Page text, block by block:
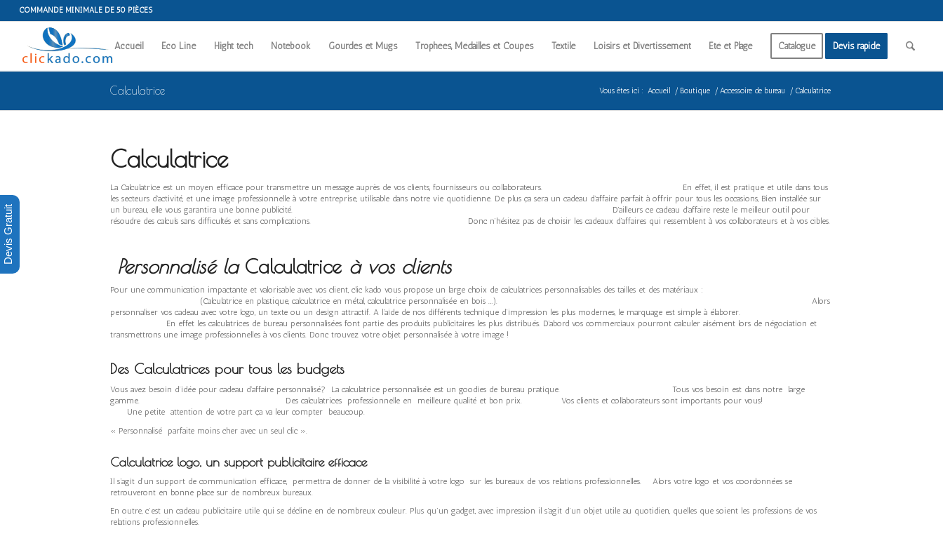
COMMANDE MINIMALE DE 50 PIÈCES
Accueil Eco Line Hight tech Notebook Gourdes et Mugs Trophées, Médailles et Coupes Textile Loisirs et Divertissement Été et Plage Catalogue Devis rapide
Calculatrice Vous êtes ici : Accueil / Boutique / Accessoire de bureau / Calculatrice
Calculatrice
La Calculatrice est un moyen efficace pour transmettre un message auprès de vos clients, fournisseurs ou collaborateurs. En effet, il est pratique et utile dans tous
les secteurs d’activité, et une image professionnelle à votre entreprise, utilisable dans notre vie quotidienne. De plus ça sera un cadeau d’affaire parfait à offrir pour tous les occasions, Bien installée sur
un bureau, elle vous garantira une bonne publicité. D’ailleurs ce cadeau d’affaire reste le meilleur outil pour
résoudre des calculs sans difficultés et sans complications. Donc n’hésitez pas de choisir les cadeaux d’affaires qui ressemblent à vos collaborateurs et à vos cibles.
Personnalisé la Calculatrice à vos clients
Pour une communication impactante et valorisable avec vos client, clic kado vous propose un large choix de calculatrices personnalisables des tailles et des matériaux :
(Calculatrice en plastique, calculatrice en métal, calculatrice personnalisée en bois ….). Alors
personnaliser vos cadeau avec votre logo, un texte ou un design attractif. A l’aide de nos différents technique d’impression les plus modernes, le marquage est simple à élaborer.
En effet les calculatrices de bureau personnalisées font partie des produits publicitaires les plus distribués. D’abord vos commerciaux pourront calculer aisément lors de négociation et
transmettrons une image professionnelles à vos clients. Donc trouvez votre objet personnalisée à votre image !
Des Calculatrices pour tous les budgets
Vous avez besoin d’idée pour cadeau d’affaire personnalisé? La calculatrice personnalisée est un goodies de bureau pratique. Tous vos besoin est dans notre large
gamme. Des calculatrices professionnelle en meilleure qualité et bon prix. Vos clients et collaborateurs sont importants pour vous!
Une petite attention de votre part ça va leur compter beaucoup.
« Personnalisé parfaite moins cher avec un seul clic ».
Calculatrice logo, un support publicitaire efficace
Il s’agit d’un support de communication efficace, permettra de donner de la visibilité à votre logo sur les bureaux de vos relations professionnelles. Alors votre logo et vos coordonnées se
retrouveront en bonne place sur de nombreux bureaux.
En outre, c’est un cadeau publicitaire utile qui se décline en de nombreux couleur. Plus qu’un gadget, avec impression il s’agit d’un objet utile au quotidien, quelles que soient les professions de vos
relations professionnelles.
Devis Gratuit